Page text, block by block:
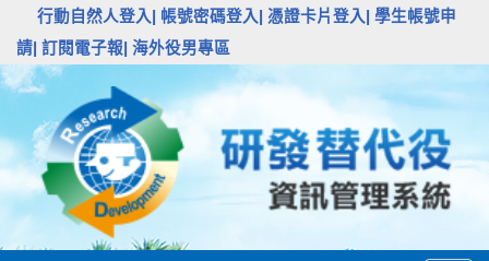
行動自然人登入| 帳號密碼登入| 憑證卡片登入|
學生帳號申
請| 訂閱電子報| 海外役男專區